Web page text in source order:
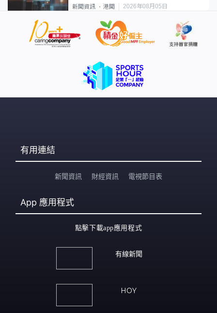
新聞資訊 港聞 2026年08月05日
有用連結
新聞資訊 財經資訊 電視節目表
App 應用程式
點擊下載app應用程式
有線新聞
HOY